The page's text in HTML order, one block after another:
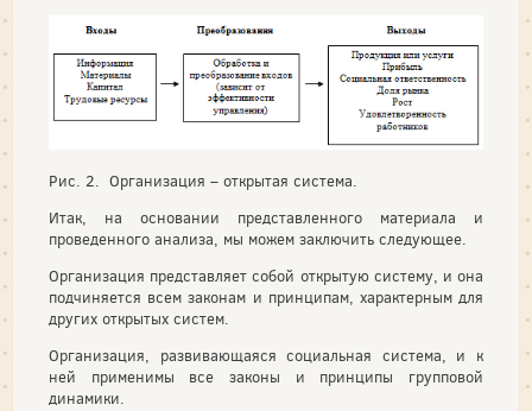
Рис. 2. Организация – открытая система.
Итак, на основании представленного материала и
проведенного анализа, мы можем заключить следующее.
Организация представляет собой открытую систему, и она
подчиняется всем законам и принципам, характерным для
других открытых систем.
Организация, развивающаяся социальная система, и к
ней применимы все законы и принципы групповой
динамики.